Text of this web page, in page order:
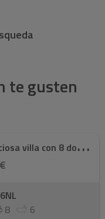
te gusten
6
197BEN Preciosa villa con 8 dormitorios a po ...
8 6